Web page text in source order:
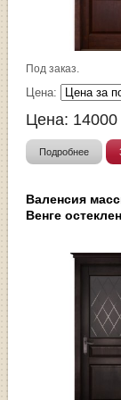
Под заказ.
Цена:
Цена: 14000
Подробнее
Валенсия
Венге